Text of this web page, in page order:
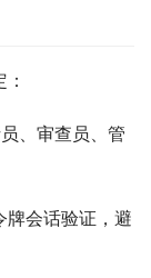
、审查员、管
牌会话验证，避